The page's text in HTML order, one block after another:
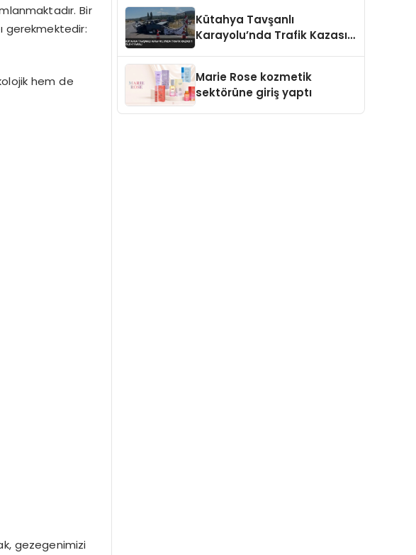
Bir
gerekmektedir:
hem de
gezegenimizi
Aldı
Kütahya Tavşanlı
Karayolu’nda Trafik Kazası 1
Marie Rose kozmetik
sektörüne giriş yaptı